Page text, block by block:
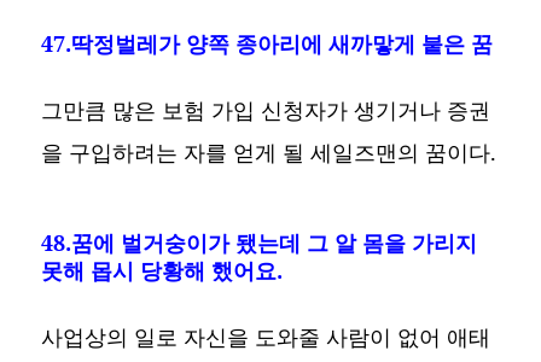
47.딱정벌레가 양쪽 종아리에 새까맣게 붙은 꿈
그만큼 많은 보험 가입 신청자가 생기거나 증권
을 구입하려는 자를 얻게 될 세일즈맨의 꿈이다.
48.꿈에 벌거숭이가 됐는데 그 알 몸을 가리지
못해 몹시 당황해 했어요.
사업상의 일로 자신을 도와줄 사람이 없어 애태